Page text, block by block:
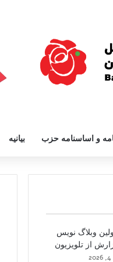
و اساسنامه حزب بیانیه
وبلاگ نویس
از تلویزیون